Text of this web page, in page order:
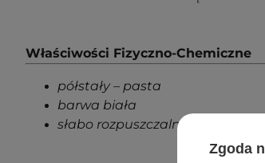
Właściwości Fizyczno-Chemiczne
półstały – pasta
barwa biała
słabo rozpuszczalny w wodzie
Zgoda